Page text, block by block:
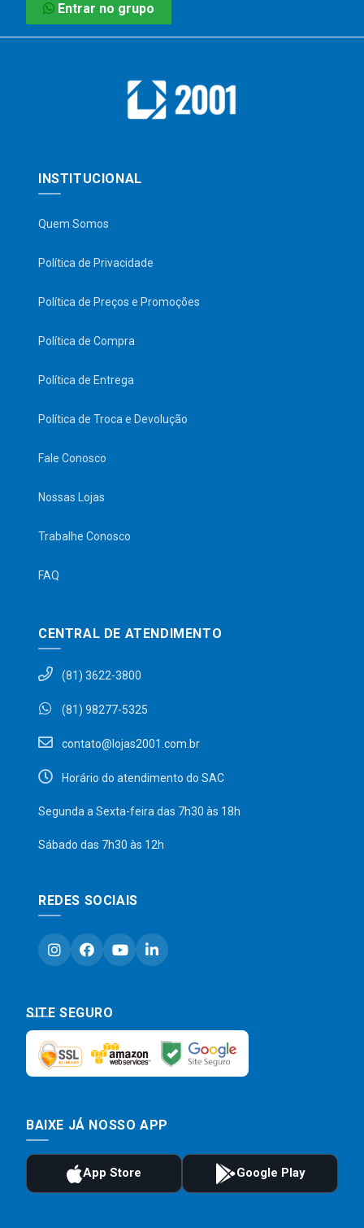
Entrar no grupo
INSTITUCIONAL
Quem Somos
Política de Privacidade
Política de Preços e Promoções
Política de Compra
Política de Entrega
Política de Troca e Devolução
Fale Conosco
Nossas Lojas
Trabalhe Conosco
FAQ
CENTRAL DE ATENDIMENTO
(81) 3622-3800
(81) 98277-5325
contato@lojas2001.com.br
Horário do atendimento do SAC
Segunda a Sexta-feira das 7h30 às 18h
Sábado das 7h30 às 12h
REDES SOCIAIS
SITE SEGURO
BAIXE JÁ NOSSO APP